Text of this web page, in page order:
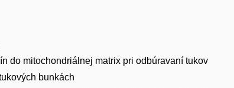
do mitochondriálnej matrix pri odbúravaní tukov
bunkách